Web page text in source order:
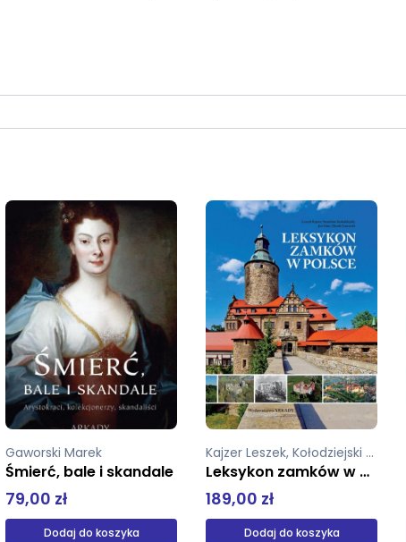
Leksykon zamków w Polsce
189,00 zł
Dodaj do koszyka
Gaworski Marek
Śmierć, bale i skandale
79,00 zł
Dodaj do koszyka